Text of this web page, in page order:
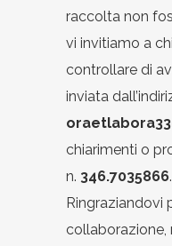
raccolta non
vi invitiamo a
controllare di
inviata
chiarimenti o
n. 346.7035866.
Ringraziandovi
collaborazione,